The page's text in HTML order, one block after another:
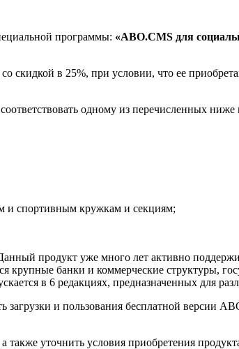
программы: «ABO.CMS для
скидкой в 25%, при условии, что ее
одному из перечисленных
спортивным кружкам и секциям;
продукт уже много лет активно
банки и коммерческие структуры,
в 6 редакциях, предназначенных для
и пользования бесплатной версии
уточнить условия приобретения